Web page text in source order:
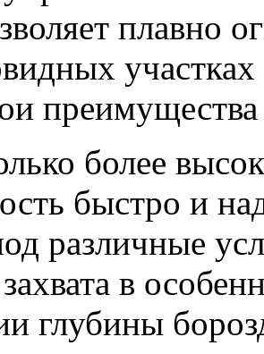
плавно
более
быстро и
различные
в
глубины